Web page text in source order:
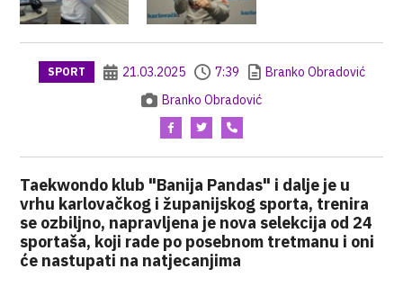
SPORT 21.03.2025 7:39
Branko Obradović
Branko Obradović
Taekwondo klub "Banija Pandas" i dalje je u
vrhu karlovačkog i županijskog sporta, trenira
se ozbiljno, napravljena je nova selekcija od 24
sportaša, koji rade po posebnom tretmanu i oni
će nastupati na natjecanjima